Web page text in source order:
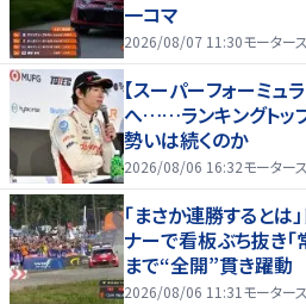
一コマ
2026/08/07 11:30モーター
【スーパーフォーミュ
へ……ランキングトッ
勢いは続くのか
2026/08/06 16:32モーター
「まさか連勝するとは
ナーで看板ぶち抜き
まで“全開”貫き躍動
2026/08/06 11:31 モーター